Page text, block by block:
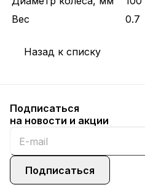
Вес
0.7
Назад к списку
Подписаться
на новости и акции
Подписаться